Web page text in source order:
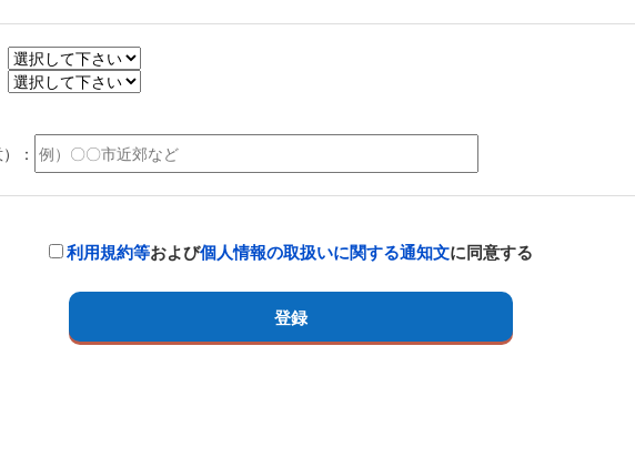
：
利用規約等および個人情報の取扱いに関する通知文に同意する